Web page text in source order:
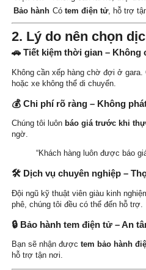
Bảo hành Có tem điện tử, hỗ trợ
2. Lý do nên chọn
🚗 Tiết kiệm thời gian – Không
Không cần xếp hàng chờ đợi ở gara.
hoặc xe không thể di chuyển.
💰 Chi phí rõ ràng – Không
Chúng tôi luôn báo giá trước khi
ngờ.
“Khách hàng luôn được báo
🛠️ Dịch vụ chuyên nghiệp –
Đội ngũ kỹ thuật viên giàu kinh
phê, chúng tôi đều có thể đến hỗ trợ.
🔒 Bảo hành tem điện tử – An
Bạn sẽ nhận được tem bảo hành
hỗ trợ tận nơi.